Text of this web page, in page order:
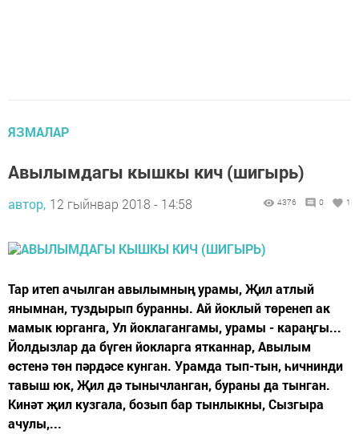
ЯЗМАЛАР
Авылымдагы кышкы кич (шигырь)
автор, 12 гыйнвар 2018 - 14:58 4376 0 1
Тар итеп ачылган авылымның урамы, Җил атлый
янымнан, туздырып буранны. Ай йоклый төренеп ак
мамык юрганга, Ул йоклагангамы, урамы - караңгы...
Йолдызлар да бүген йокларга ятканнар, Авылым
өстенә төн пәрдәсе кунган. Урамда тып-тын, һичнинди
тавыш юк, Җил дә тынычланган, бураны да тынган.
Кинәт җил кузгала, бозып бар тынлыкны, Сызгыра
ачулы,...